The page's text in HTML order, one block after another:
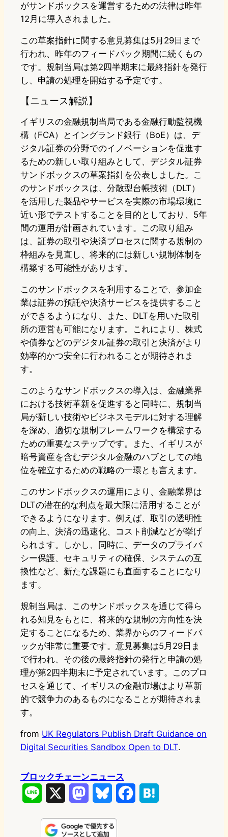
がサンドボックスを運営するための法律は昨年
12月に導入されました。
この草案指針に関する意見募集は5月29日まで
行われ、昨年のフィードバック期間に続くもの
です。規制当局は第2四半期末に最終指針を発行
し、申請の処理を開始する予定です。
【ニュース解説】
イギリスの金融規制当局である金融行動監視機
構（FCA）とイングランド銀行（BoE）は、デ
ジタル証券の分野でのイノベーションを促進す
るための新しい取り組みとして、デジタル証券
サンドボックスの草案指針を公表しました。こ
のサンドボックスは、分散型台帳技術（DLT）
を活用した製品やサービスを実際の市場環境に
近い形でテストすることを目的としており、5年
間の運用が計画されています。この取り組み
は、証券の取引や決済プロセスに関する規制の
枠組みを見直し、将来的には新しい規制体制を
構築する可能性があります。
このサンドボックスを利用することで、参加企
業は証券の預託や決済サービスを提供すること
ができるようになり、また、DLTを用いた取引
所の運営も可能になります。これにより、株式
や債券などのデジタル証券の取引と決済がより
効率的かつ安全に行われることが期待されま
す。
このようなサンドボックスの導入は、金融業界
における技術革新を促進すると同時に、規制当
局が新しい技術やビジネスモデルに対する理解
を深め、適切な規制フレームワークを構築する
ための重要なステップです。また、イギリスが
暗号資産を含むデジタル金融のハブとしての地
位を確立するための戦略の一環とも言えます。
このサンドボックスの運用により、金融業界は
DLTの潜在的な利点を最大限に活用することが
できるようになります。例えば、取引の透明性
の向上、決済の迅速化、コスト削減などが挙げ
られます。しかし、同時に、データのプライバ
シー保護、セキュリティの確保、システムの互
換性など、新たな課題にも直面することになり
ます。
規制当局は、このサンドボックスを通じて得ら
れる知見をもとに、将来的な規制の方向性を決
定することになるため、業界からのフィードバ
ックが非常に重要です。意見募集は5月29日ま
で行われ、その後の最終指針の発行と申請の処
理が第2四半期末に予定されています。このプロ
セスを通じて、イギリスの金融市場はより革新
的で競争力のあるものになることが期待されま
す。
from UK Regulators Publish Draft Guidance on
Digital Securities Sandbox Open to DLT.
ブロックチェーンニュース
n
s
u